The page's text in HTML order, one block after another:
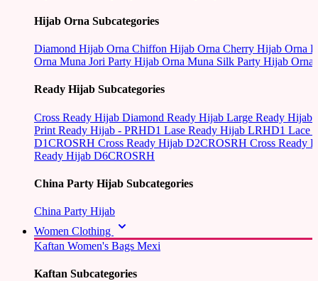
Hijab Orna Subcategories
Diamond Hijab Orna Chiffon Hijab Orna Cherry Hijab Orna
Orna Muna Jori Party Hijab Orna Muna Silk Party Hijab Orna
Ready Hijab Subcategories
Cross Ready Hijab Diamond Ready Hijab Large Ready Hijab
Print Ready Hijab - PRHD1 Lase Ready Hijab LRHD1 Lace
D1CROSRH Cross Ready Hijab D2CROSRH Cross Ready
Ready Hijab D6CROSRH
China Party Hijab Subcategories
China Party Hijab
Women Clothing
Kaftan Women's Bags Mexi
Kaftan Subcategories